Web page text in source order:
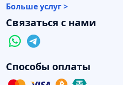
Больше услуг >
Связаться с нами
Способы оплаты